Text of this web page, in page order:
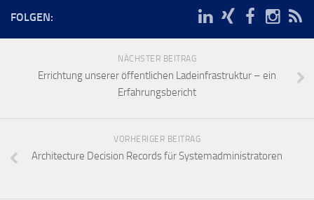
FOLGEN:
NÄCHSTER BEITRAG
Errichtung unserer öffentlichen Ladeinfrastruktur – ein
Erfahrungsbericht
VORHERIGER BEITRAG
Architecture Decision Records für Systemadministratoren